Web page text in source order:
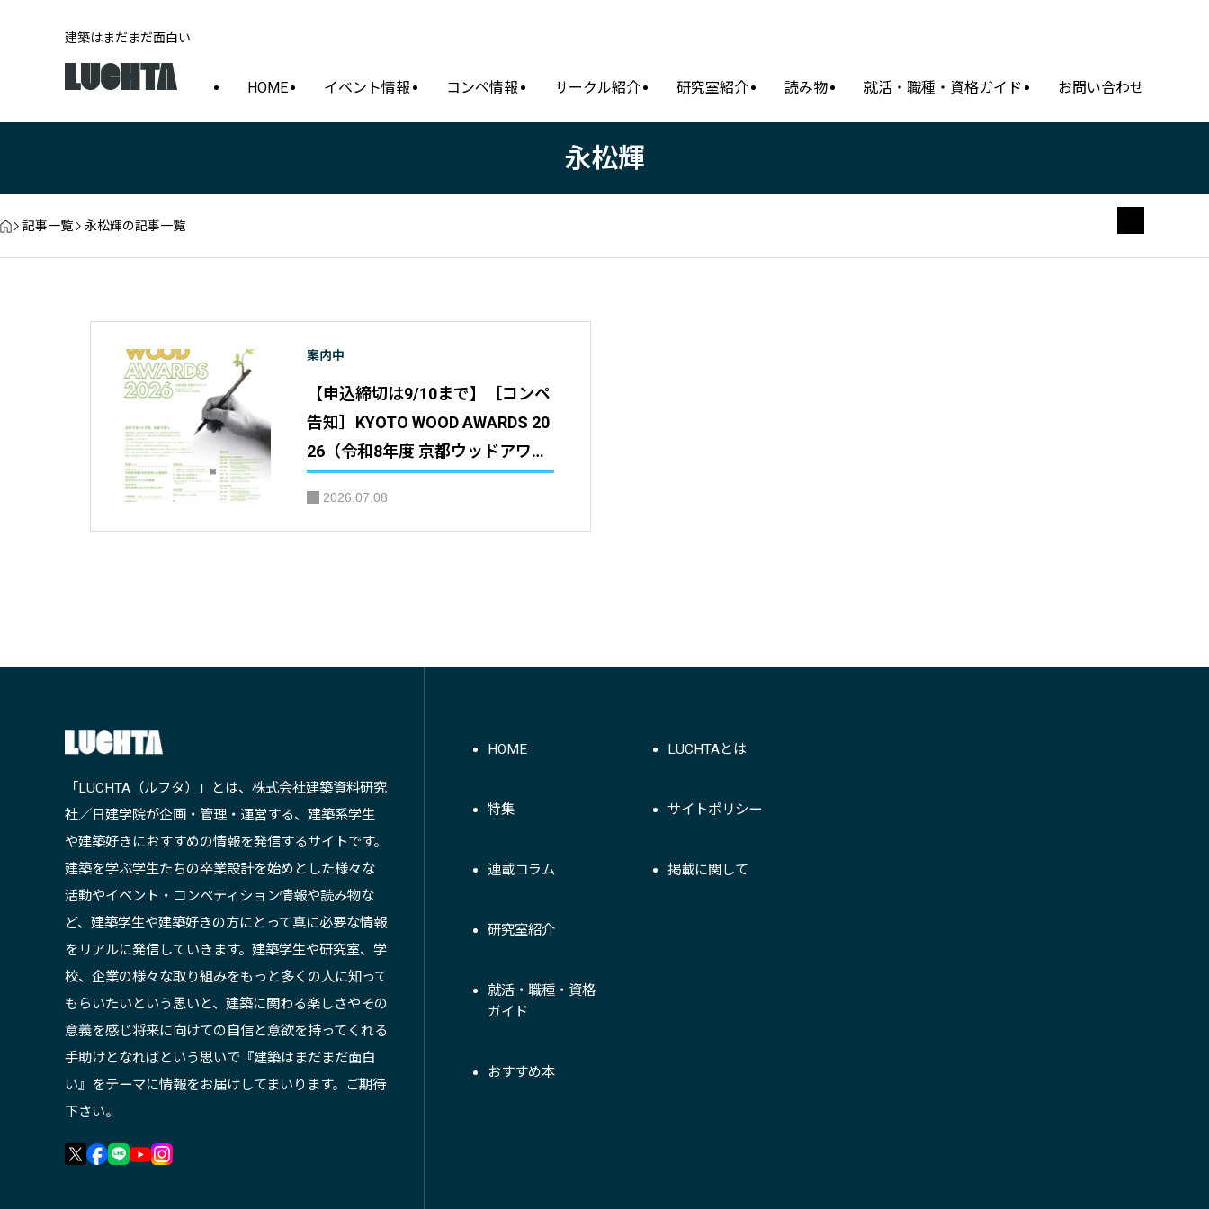
建築はまだまだ面白い
HOME イベント情報 コンペ情報 サークル紹介 研究室紹介 読み物 就活・職種・資格ガイド お問い合わせ
永松輝
記事一覧 永松輝の記事一覧
案内中
【申込締切は9/10まで】［コンペ
告知］KYOTO WOOD AWARDS 20
26（令和8年度 京都ウッドアワー
都の木の家づくり表彰事業｜主
催：京都府 共催：京都府産木材
2026.07.08
「LUCHTA（ルフタ）」とは、株式会社建築資料研究
社／日建学院が企画・管理・運営する、建築系学生
や建築好きにおすすめの情報を発信するサイトです。
建築を学ぶ学生たちの卒業設計を始めとした様々な
活動やイベント・コンペティション情報や読み物な
ど、建築学生や建築好きの方にとって真に必要な情報
をリアルに発信していきます。建築学生や研究室、学
校、企業の様々な取り組みをもっと多くの人に知って
もらいたいという思いと、建築に関わる楽しさやその
意義を感じ将来に向けての自信と意欲を持ってくれる
手助けとなればという思いで『建築はまだまだ面白
い』をテーマに情報をお届けしてまいります。ご期待
下さい。
HOME
特集
連載コラム
研究室紹介
就活・職種・資格
ガイド
おすすめ本
LUCHTAとは
サイトポリシー
掲載に関して